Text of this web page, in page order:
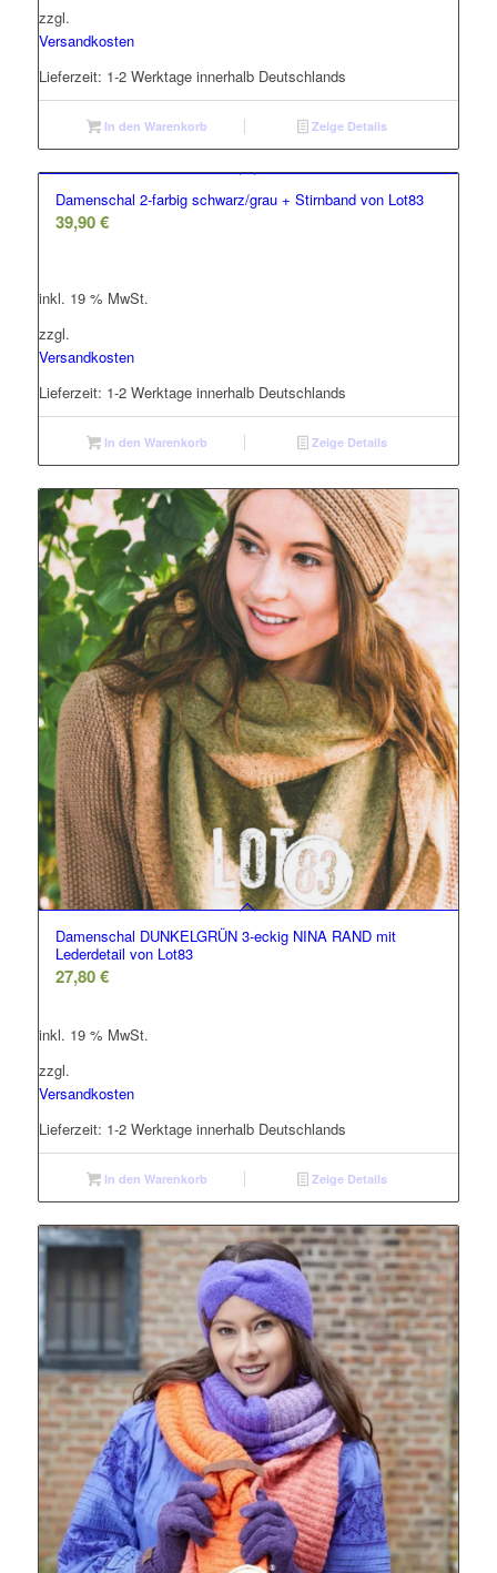
zzgl.
Versandkosten
Lieferzeit: 1-2 Werktage innerhalb Deutschlands
In den Warenkorb Zeige Details
Damenschal 2-farbig schwarz/grau + Stirnband von Lot83
39,90€
inkl. 19 % MwSt.
zzgl.
Versandkosten
Lieferzeit: 1-2 Werktage innerhalb Deutschlands
In den Warenkorb Zeige Details
Damenschal DUNKELGRÜN 3-eckig NINA RAND mit
Lederdetail von Lot83
27,80€
inkl. 19 % MwSt.
zzgl.
Versandkosten
Lieferzeit: 1-2 Werktage innerhalb Deutschlands
In den Warenkorb Zeige Details